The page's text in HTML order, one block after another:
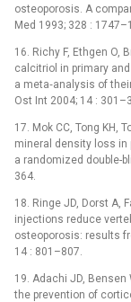
osteoporosis. A
Med 1993; 328 :
16. Richy F, Ethgen O,
calcitriol in primary
a meta‑analysis of
Ost Int 2004; 14 :
17. Mok CC, Tong KH,
mineral density loss
a randomized double-
364.
18. Ringe JD, Dorst A,
injections reduce
osteoporosis: results
14 : 801–807.
19. Adachi JD,
the prevention of